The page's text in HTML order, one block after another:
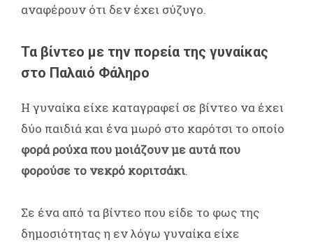
αναφέρουν ότι δεν έχει σύζυγο.
Τα βίντεο με την πορεία της γυναίκας
στο Παλαιό Φάληρο
Η γυναίκα είχε καταγραφεί σε βίντεο να έχει
δύο παιδιά και ένα μωρό στο καρότσι το οποίο
φορά ρούχα που μοιάζουν με αυτά που
φορούσε το νεκρό κοριτσάκι.
Σε ένα από τα βίντεο που είδε το φως της
δημοσιότητας η εν λόγω γυναίκα είχε